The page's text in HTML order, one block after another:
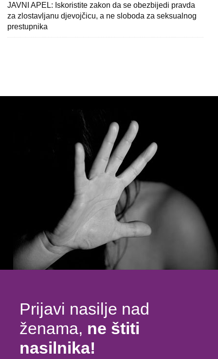
JAVNI APEL: Iskoristite zakon da se obezbijedi pravda
za zlostavljanu djevojčicu, a ne sloboda za seksualnog
prestupnika
Prijavi nasilje nad
ženama, ne štiti
nasilnika!